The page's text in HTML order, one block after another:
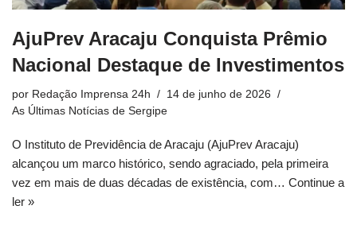
AjuPrev Aracaju Conquista Prêmio
Nacional Destaque de Investimentos
por Redação Imprensa 24h
14 de junho de 2026
As Últimas Notícias de Sergipe
O Instituto de Previdência de Aracaju (AjuPrev Aracaju)
alcançou um marco histórico, sendo agraciado, pela primeira
vez em mais de duas décadas de existência, com… Continue a
ler »